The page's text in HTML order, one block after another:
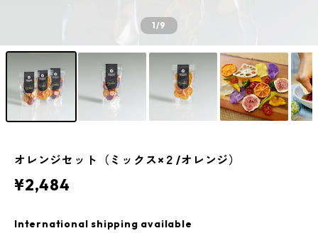
1/9
オレンジセット（ミックス×２/オレンジ）
¥2,484
International shipping available